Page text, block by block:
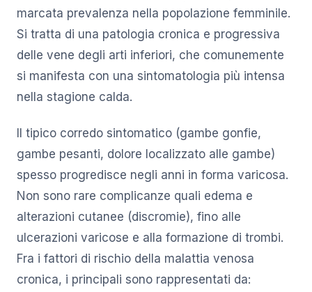
marcata prevalenza nella popolazione femminile.
Si tratta di una patologia cronica e progressiva
delle vene degli arti inferiori, che comunemente
si manifesta con una sintomatologia più intensa
nella stagione calda.
Il tipico corredo sintomatico (gambe gonfie,
gambe pesanti, dolore localizzato alle gambe)
spesso progredisce negli anni in forma varicosa.
Non sono rare complicanze quali edema e
alterazioni cutanee (discromie), fino alle
ulcerazioni varicose e alla formazione di trombi.
Fra i fattori di rischio della malattia venosa
cronica, i principali sono rappresentati da: